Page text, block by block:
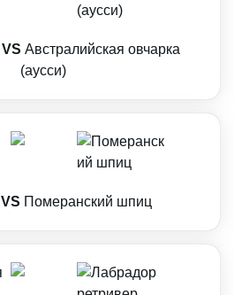
VS Австралийская овчарка
(аусси)
VS Померанский шпиц